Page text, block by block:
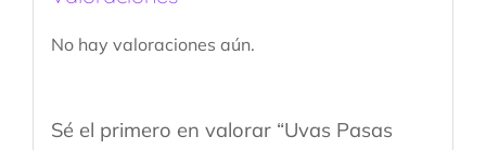
No hay valoraciones aún.
Sé el primero en valorar “Uvas Pasas